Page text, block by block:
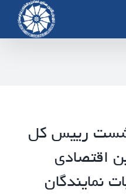
رییس کل
اقتصادی
نمایندگان